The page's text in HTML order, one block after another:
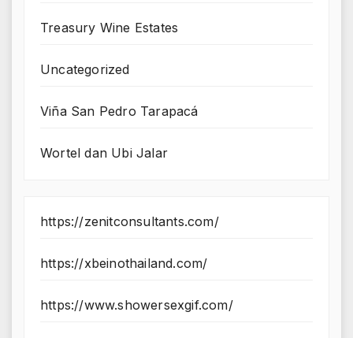
Treasury Wine Estates
Uncategorized
Viña San Pedro Tarapacá
Wortel dan Ubi Jalar
https://zenitconsultants.com/
https://xbeinothailand.com/
https://www.showersexgif.com/